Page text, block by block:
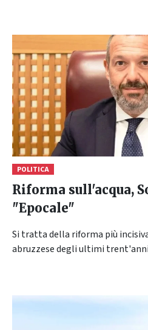
POLITICA
Riforma sull'acqua,
"Epocale"
Si tratta della riforma più
abruzzese degli ultimi